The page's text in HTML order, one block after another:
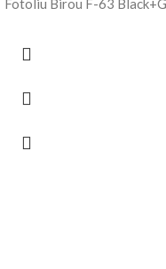
Fotoliu Birou F-63